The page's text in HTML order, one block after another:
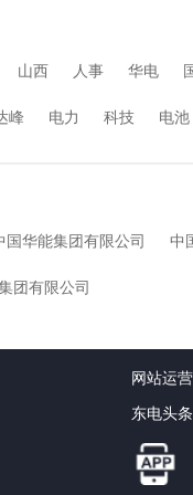
山西 人事 华电
峰 电力 科技 电池
国华能集团有限公司 中
团有限公司
网站运营
东电头